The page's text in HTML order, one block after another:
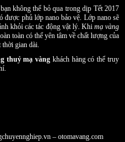
không thể bỏ qua trong dịp Tết 2017
được phủ lớp nano bảo vệ. Lớp nano sẽ
khỏi các tác động vật lý. Khi mạ vàng
toàn có thể yên tâm về chất lượng của
thời gian dài.
thuỷ mạ vàng khách hàng có thể truy
– otomavang.com